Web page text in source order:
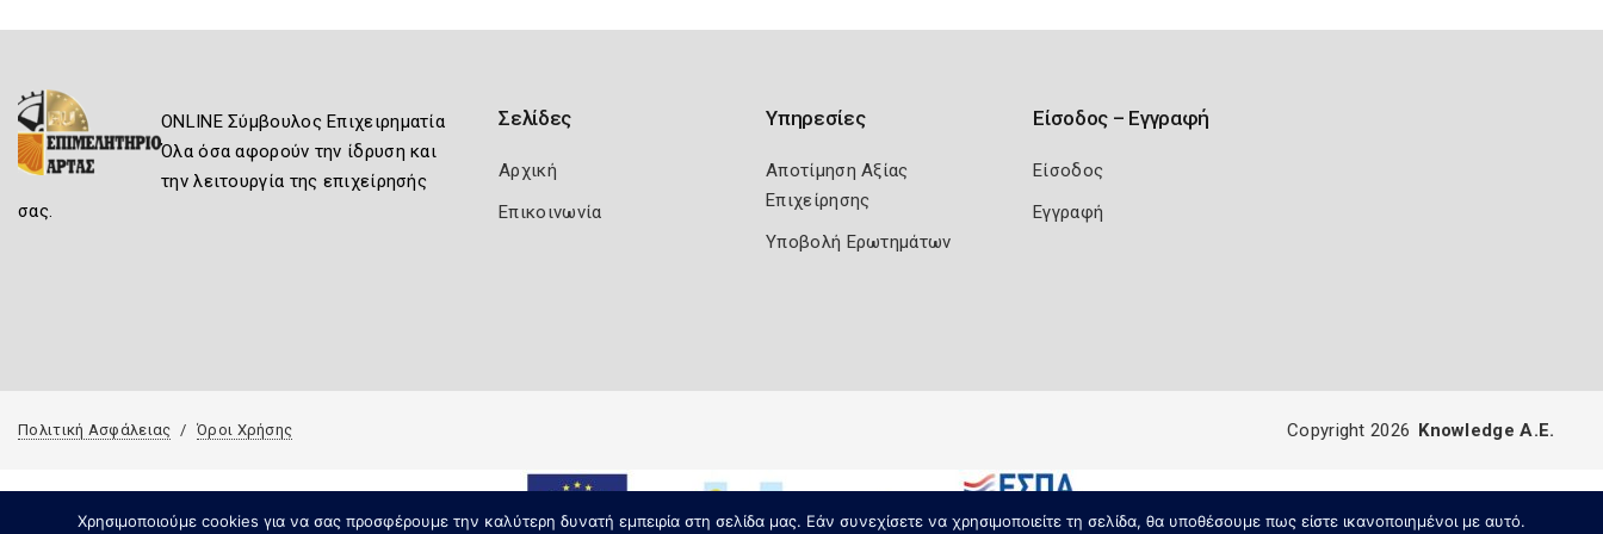
ONLINE Σύμβουλος Επιχειρηματία
Όλα όσα αφορούν την ίδρυση και
την λειτουργία της επιχείρησής
σας.
Σελίδες
Αρχική
Επικοινωνία
Υπηρεσίες
Αποτίμηση Αξίας
Επιχείρησης
Υποβολή Ερωτημάτων
Είσοδος – Εγγραφή
Είσοδος
Εγγραφή
Πολιτική Ασφάλειας Όροι Χρήσης
Χρησιμοποιούμε cookies για να σας προσφέρουμε την καλύτερη δυνατή εμπειρία στη σελίδα μας. Εάν συνεχίσετε να χρησιμοποιείτε τη σελίδα, θα υποθέσουμε πως είστε ικανοποιημένοι με αυτό.
Copyright 2026 Knowledge A.E.